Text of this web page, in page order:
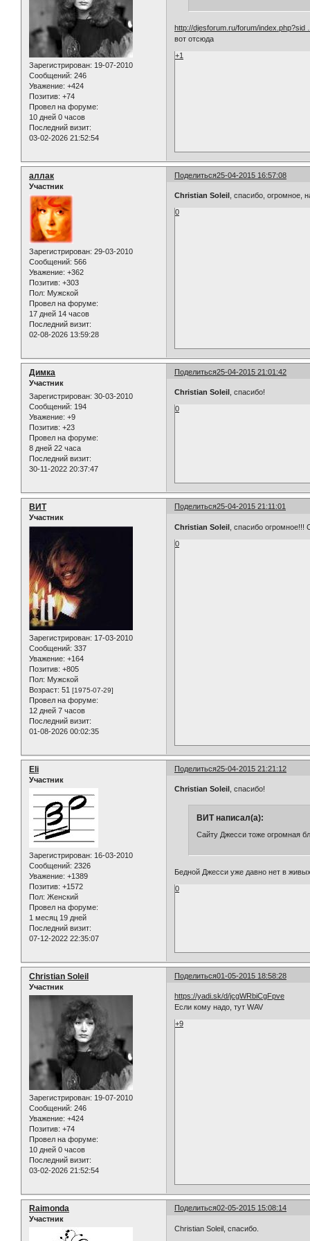
Зарегистрирован: 19-07-2010
Сообщений: 246
Уважение: +424
Позитив: +74
Провел на форуме:
10 дней 0 часов
Последний визит:
03-02-2026 21:52:54
http://djesforum.ru/forum/index.php?sid
вот отсюда
+1
Поделиться25-04-2015 16:57:08
аллак
Участник
Зарегистрирован: 29-03-2010
Сообщений: 566
Уважение: +362
Позитив: +303
Пол: Мужской
Провел на форуме:
17 дней 14 часов
Последний визит:
02-08-2026 13:59:28
Christian Soleil , спасибо, огромное,
0
Поделиться25-04-2015 21:01:42
Димка
Участник
Зарегистрирован: 30-03-2010
Сообщений: 194
Уважение: +9
Позитив: +23
Провел на форуме:
8 дней 22 часа
Последний визит:
30-11-2022 20:37:47
Christian Soleil , спасибо!
0
Поделиться25-04-2015 21:11:01
ВИТ
Участник
Зарегистрирован: 17-03-2010
Сообщений: 337
Уважение: +164
Позитив: +805
Пол: Мужской
Возраст: 51 [1975-07-29]
Провел на форуме:
12 дней 7 часов
Последний визит:
01-08-2026 00:02:35
Christian Soleil , спасибо огромное!!!
0
Поделиться25-04-2015 21:21:12
Eli
Участник
Зарегистрирован: 16-03-2010
Сообщений: 2326
Уважение: +1389
Позитив: +1572
Пол: Женский
Провел на форуме:
1 месяц 19 дней
Последний визит:
07-12-2022 22:35:07
Christian Soleil , спасибо!
ВИТ написал(а):
Сайту Джесси тоже огромная
Бедной Джесси уже давно нет в
0
Поделиться01-05-2015 18:58:28
Christian Soleil
Участник
Зарегистрирован: 19-07-2010
Сообщений: 246
Уважение: +424
Позитив: +74
Провел на форуме:
10 дней 0 часов
Последний визит:
03-02-2026 21:52:54
https://yadi.sk/d/jcgWRbiCgFpve
Если кому надо, тут WAV
+9
Поделиться02-05-2015 15:08:14
Raimonda
Участник
Christian Soleil, спасибо.